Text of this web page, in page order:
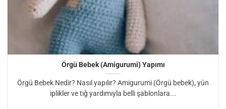
Örgü Bebek (Amigurumi) Yapımı
Örgü Bebek Nedir? Nasıl yapılır? Amigurumi (Örgü bebek), yün
iplikler ve tığ yardımıyla belli şablonlara...